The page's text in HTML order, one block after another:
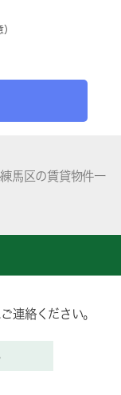
練馬区の賃貸物件一
連絡ください。